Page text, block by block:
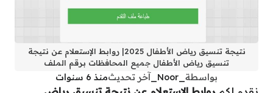
نتيجة تنسيق رياض الأطفال 2025| روابط الإستعلام عن نتيجة
تنسيق رياض الأطفال جميع المحافظات برقم الملف
بواسطة آخر تحديثمنذ 6 سنوات